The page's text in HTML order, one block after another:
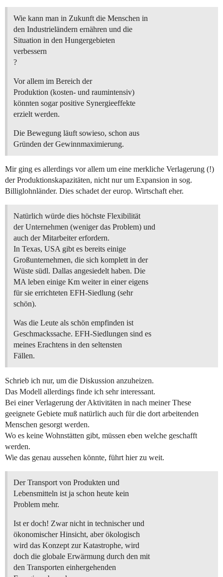
Wie kann man in Zukunft die Menschen in
den Industrieländern ernähren und die
Situation in den Hungergebieten
verbessern
?
Vor allem im Bereich der
Produktion (kosten- und raumintensiv)
könnten sogar positive Synergieeffekte
erzielt werden.
Die Bewegung läuft sowieso, schon aus
Gründen der Gewinnmaximierung.
Mir ging es allerdings vor allem um eine merkliche Verlagerung (!)
der Produktionskapazitäten, nicht nur um Expansion in sog.
Billiglohnländer. Dies schadet der europ. Wirtschaft eher.
Natürlich würde dies höchste Flexibilität
der Unternehmen (weniger das Problem) und
auch der Mitarbeiter erfordern.
In Texas, USA gibt es bereits einige
Großunternehmen, die sich komplett in der
Wüste südl. Dallas angesiedelt haben. Die
MA leben einige Km weiter in einer eigens
für sie errichteten EFH-Siedlung (sehr
schön).
Was die Leute als schön empfinden ist
Geschmackssache. EFH-Siedlungen sind es
meines Erachtens in den seltensten
Fällen.
Schrieb ich nur, um die Diskussion anzuheizen.
Das Modell allerdings finde ich sehr interessant.
Bei einer Verlagerung der Aktivitäten in nach meiner These
geeignete Gebiete muß natürlich auch für die dort arbeitenden
Menschen gesorgt werden.
Wo es keine Wohnstätten gibt, müssen eben welche geschafft
werden.
Wie das genau aussehen könnte, führt hier zu weit.
Der Transport von Produkten und
Lebensmitteln ist ja schon heute kein
Problem mehr.
Ist er doch! Zwar nicht in technischer und
ökonomischer Hinsicht, aber ökologisch
wird das Konzept zur Katastrophe, wird
doch die globale Erwärmung durch den mit
den Transporten einhergehenden